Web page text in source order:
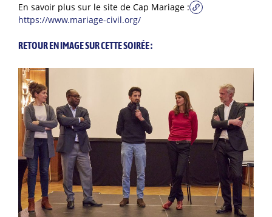
En savoir plus sur le site de Cap Mariage :
https://www.mariage-civil.org/
RETOUR EN IMAGE SUR CETTE SOIRÉE :